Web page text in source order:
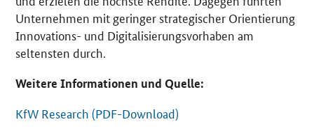
Unternehmen mit geringer strategischer Orientierung
Innovations- und Digitalisierungsvorhaben am
seltensten durch.
Weitere Informationen und Quelle:
KfW Research (PDF-Download)